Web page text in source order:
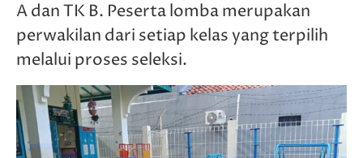
A dan TK B. Peserta lomba merupakan
perwakilan dari setiap kelas yang terpilih
melalui proses seleksi.